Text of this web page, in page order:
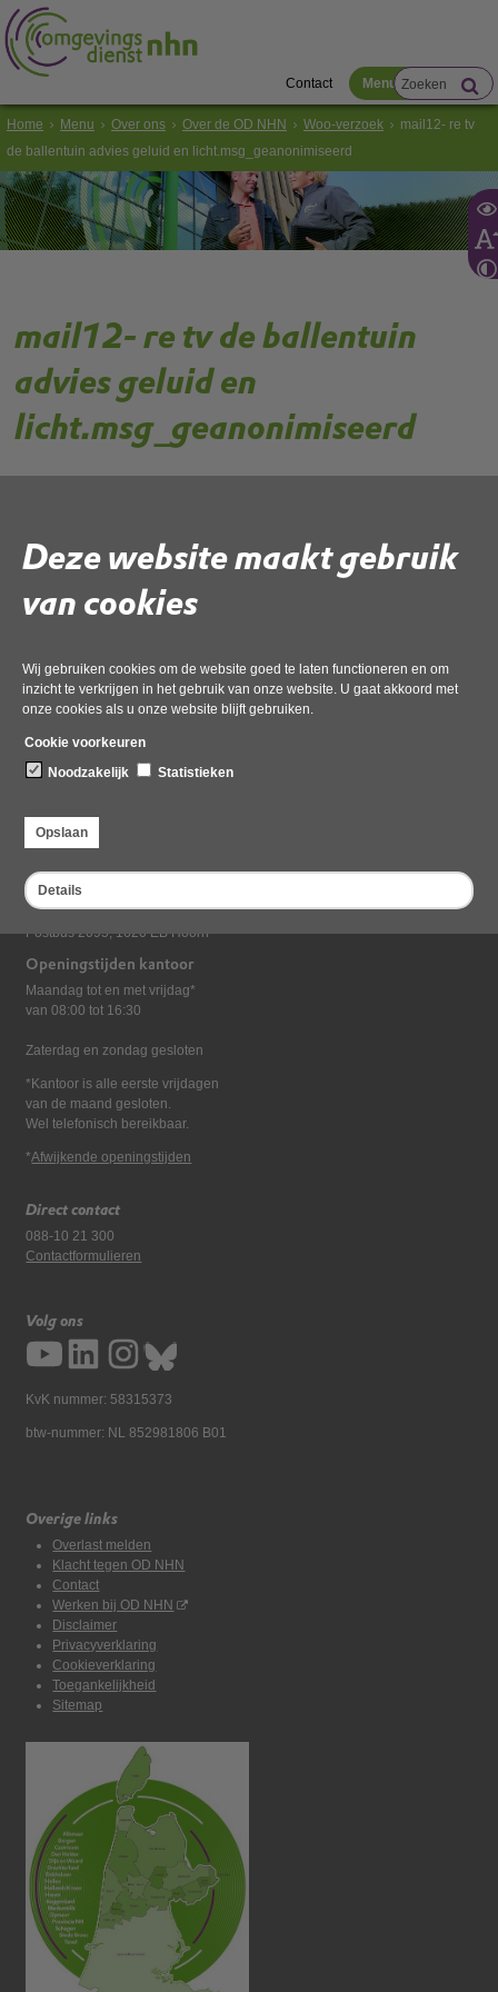
Deze website maakt gebruik
van cookies
Wij gebruiken cookies om de website goed te laten functioneren en om
inzicht te verkrijgen in het gebruik van onze website. U gaat akkoord met
onze cookies als u onze website blijft gebruiken.
Cookie voorkeuren
Noodzakelijk
Statistieken
Opslaan
Details
Contact Menu
Home Menu Over ons Over de OD NHN Woo-verzoek
mail12- re tv
de ballentuin advies geluid en licht.msg_geanonimiseerd
mail12- re tv de ballentuin
advies geluid en
licht.msg_geanonimiseerd
licht.msg_geanonimiseerd’,
02 juni 2026,pdf, 187kB
Bezoekadres
Dampten 2, 1624 NR Hoorn
Postadres
Postbus 2095, 1620 EB Hoorn
Openingstijden kantoor
Maandag tot en met vrijdag*
van 08:00 tot 16:30
Zaterdag en zondag gesloten
*Kantoor is alle eerste vrijdagen
van de maand gesloten.
Wel telefonisch bereikbaar.
*Afwijkende openingstijden
Direct contact
088-10 21 300
Contactformulieren
Volg ons
KvK nummer: 58315373
btw-nummer: NL 852981806 B01
Overige links
Overlast melden
Klacht tegen OD NHN
Contact
Werken bij OD NHN
Disclaimer
Privacyverklaring
Cookieverklaring
Toegankelijkheid
Sitemap